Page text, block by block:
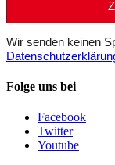
Wir senden keinen
Folge uns bei
Facebook
Twitter
Youtube